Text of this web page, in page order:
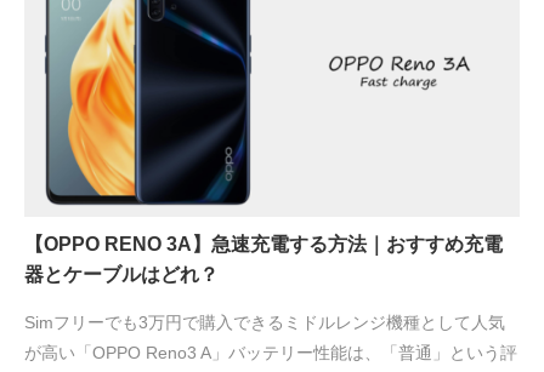
【OPPO RENO 3A】急速充電する方法｜おすすめ充電
器とケーブルはどれ？
Simフリーでも3万円で購入できるミドルレンジ機種として人気
が高い「OPPO Reno3 A」バッテリー性能は、「普通」という評